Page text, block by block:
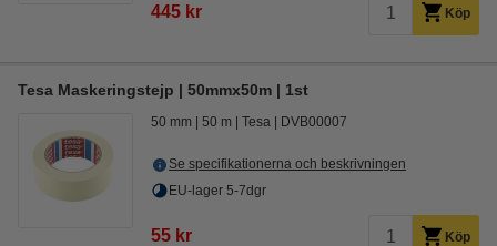
445 kr Köp
Tesa Maskeringstejp | 50mmx50m | 1st
50 mm 50 m Tesa DVB00007
Se specifikationerna och beskrivningen
EU-lager 5-7dgr
55 kr Köp